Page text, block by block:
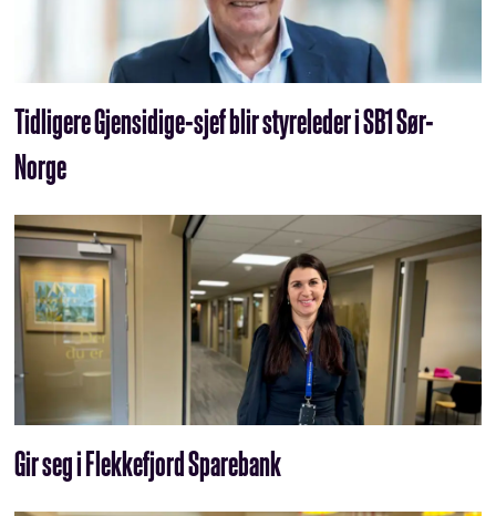
Tidligere Gjensidige-sjef blir styreleder i SB1 Sør-
Norge
Gir seg i Flekkefjord Sparebank